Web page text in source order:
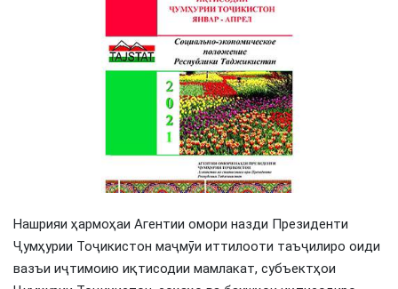
Нашрияи ҳармоҳаи Агентии омори назди Президенти
Ҷумҳурии Тоҷикистон маҷмӯи иттилооти таъҷилиро оиди
вазъи иҷтимоию иқтисодии мамлакат, субъектҳои